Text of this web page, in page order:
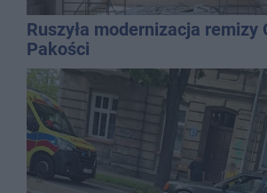
Ruszyła modernizacja remizy
Pakości